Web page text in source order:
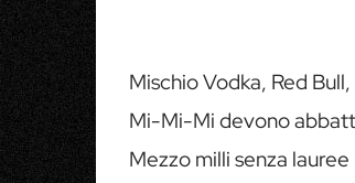
Mischio Vodka, Red
Mi-Mi-Mi devono
Mezzo milli senza lauree